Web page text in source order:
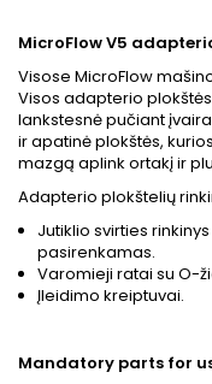
MicroFlow V5
Visose MicroFlow
Visos adapterio
lankstesnė pučiant
ir apatinė plokštės,
mazgą aplink ortakį ir
Adapterio plokštelių
Jutiklio svirties
pasirenkamas.
Varomieji ratai su O-
Įleidimo kreiptuvai.
Mandatory parts for